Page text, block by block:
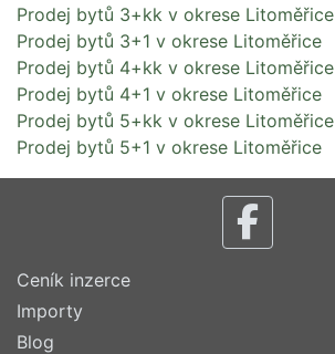
Prodej bytů 3+kk v okrese Litoměřice
Prodej bytů 3+1 v okrese Litoměřice
Prodej bytů 4+kk v okrese Litoměřice
Prodej bytů 4+1 v okrese Litoměřice
Prodej bytů 5+kk v okrese Litoměřice
Prodej bytů 5+1 v okrese Litoměřice
Ceník inzerce
Importy
Blog